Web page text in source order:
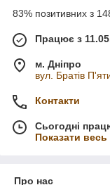
83% позитивних з 148
Працює з
м. Дніпро
вул. Братів
Контакти
Сьогодні
Показати
Про нас